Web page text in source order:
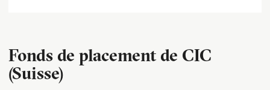
Fonds de placement de CIC
(Suisse)